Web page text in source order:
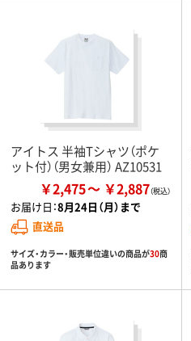
アイトス 半袖Tシャツ（ポケ
ット付）（男女兼用） AZ10531
￥2,475 ￥2,887
お届け日：8月24日（月）まで
直送品
サイズ・カラー・販売単位違いの商品が30商
品あります